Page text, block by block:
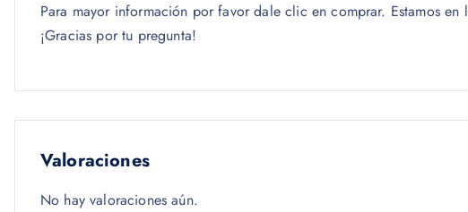
Para mayor información por favor dale clic en comprar. Estamos
¡Gracias por tu pregunta!
Valoraciones
No hay valoraciones aún.